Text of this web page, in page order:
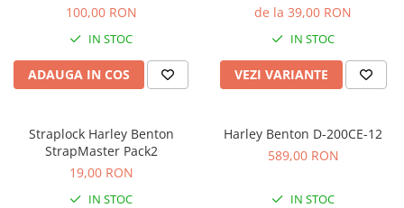
Microfoane pt Camere Video
Microfoane pt instalatii si
Microfoane Ribbon
Microfoane wireless si sisteme
Stative de microfon
Studio si inregistrari
100,00 RON
IN STOC
ADAUGA IN COS
de la 39,00 RON
IN STOC
VEZI VARIANTE
Straplock Harley Benton
StrapMaster Pack2
19,00 RON
IN STOC
Harley Benton D-200CE-12
589,00 RON
IN STOC